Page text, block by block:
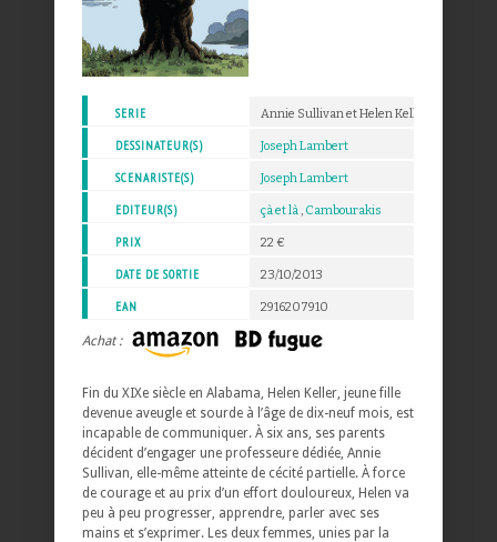
SERIE Annie Sullivan et Helen Keller
DESSINATEUR(S) Joseph Lambert
SCENARISTE(S) Joseph Lambert
EDITEUR(S) çà et là , Cambourakis
PRIX 22 €
DATE DE SORTIE 23/10/2013
EAN 2916207910
Achat :
Fin du XIXe siècle en Alabama, Helen Keller, jeune fille
devenue aveugle et sourde à l’âge de dix-neuf mois, est
incapable de communiquer. À six ans, ses parents
décident d’engager une professeure dédiée, Annie
Sullivan, elle-même atteinte de cécité partielle. À force
de courage et au prix d’un effort douloureux, Helen va
peu à peu progresser, apprendre, parler avec ses
mains et s’exprimer. Les deux femmes, unies par la